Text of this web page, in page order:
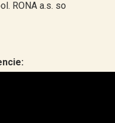
RONA a.s. so